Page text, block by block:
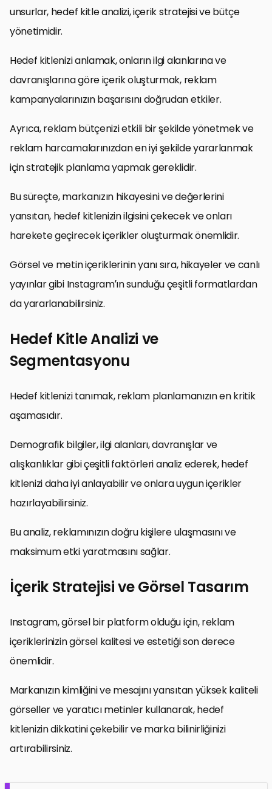
unsurlar, hedef kitle analizi, içerik stratejisi ve bütçe
yönetimidir.
Hedef kitlenizi anlamak, onların ilgi alanlarına ve
davranışlarına göre içerik oluşturmak, reklam
kampanyalarınızın başarısını doğrudan etkiler.
Ayrıca, reklam bütçenizi etkili bir şekilde yönetmek ve
reklam harcamalarınızdan en iyi şekilde yararlanmak
için stratejik planlama yapmak gereklidir.
Bu süreçte, markanızın hikayesini ve değerlerini
yansıtan, hedef kitlenizin ilgisini çekecek ve onları
harekete geçirecek içerikler oluşturmak önemlidir.
Görsel ve metin içeriklerinin yanı sıra, hikayeler ve canlı
yayınlar gibi Instagram’ın sunduğu çeşitli formatlardan
da yararlanabilirsiniz.
Hedef Kitle Analizi ve
Segmentasyonu
Hedef kitlenizi tanımak, reklam planlamanızın en kritik
aşamasıdır.
Demografik bilgiler, ilgi alanları, davranışlar ve
alışkanlıklar gibi çeşitli faktörleri analiz ederek, hedef
kitlenizi daha iyi anlayabilir ve onlara uygun içerikler
hazırlayabilirsiniz.
Bu analiz, reklamınızın doğru kişilere ulaşmasını ve
maksimum etki yaratmasını sağlar.
İçerik Stratejisi ve Görsel Tasarım
Instagram, görsel bir platform olduğu için, reklam
içeriklerinizin görsel kalitesi ve estetiği son derece
önemlidir.
Markanızın kimliğini ve mesajını yansıtan yüksek kaliteli
görseller ve yaratıcı metinler kullanarak, hedef
kitlenizin dikkatini çekebilir ve marka bilinirliğinizi
artırabilirsiniz.